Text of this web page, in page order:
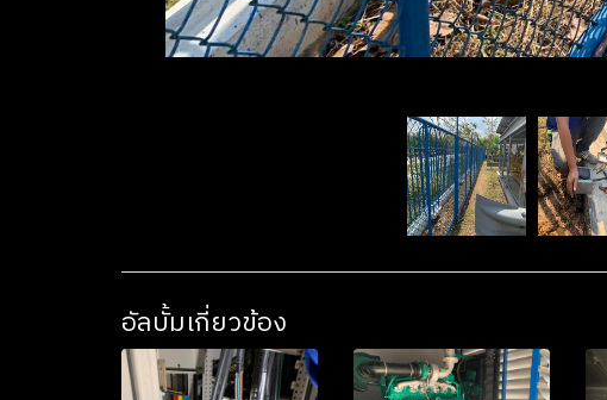
อัลบั้มเกี่ยวข้อง